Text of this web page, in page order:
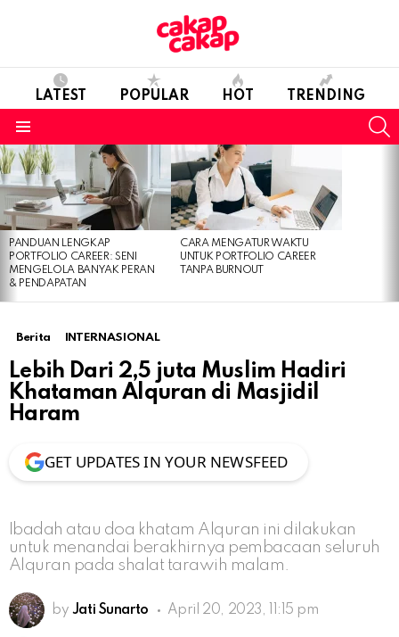
LATEST POPULAR HOT TRENDING
LATEST
STORIES
PANDUAN LENGKAP
PORTFOLIO CAREER: SENI
MENGELOLA BANYAK PERAN
& PENDAPATAN
CARA MENGATUR WAKTU
UNTUK PORTFOLIO CAREER
TANPA BURNOUT
Berita INTERNASIONAL
Lebih Dari 2,5 juta Muslim Hadiri
Khataman Alquran di Masjidil
Haram
GET UPDATES IN YOUR NEWSFEED
Ibadah atau doa khatam Alquran ini dilakukan
untuk menandai berakhirnya pembacaan seluruh
Alquran pada shalat tarawih malam.
by Jati Sunarto April 20, 2023, 11:15 pm